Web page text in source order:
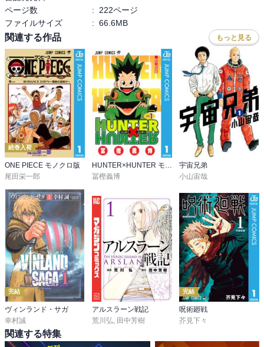
ページ数
:
222ページ
ファイルサイズ
: 66.6MB
関連する作品 もっと見る
続巻入荷
ONE PIECE モノクロ版
尾田栄一郎
HUNTER×HUNTER モノクロ版
冨樫義博
宇宙兄弟
小山宙哉
完結
ヴィンランド・サガ
幸村誠
アルスラーン戦記
荒川弘 田中芳樹
完結
呪術廻戦
芥見下々
関連する特集